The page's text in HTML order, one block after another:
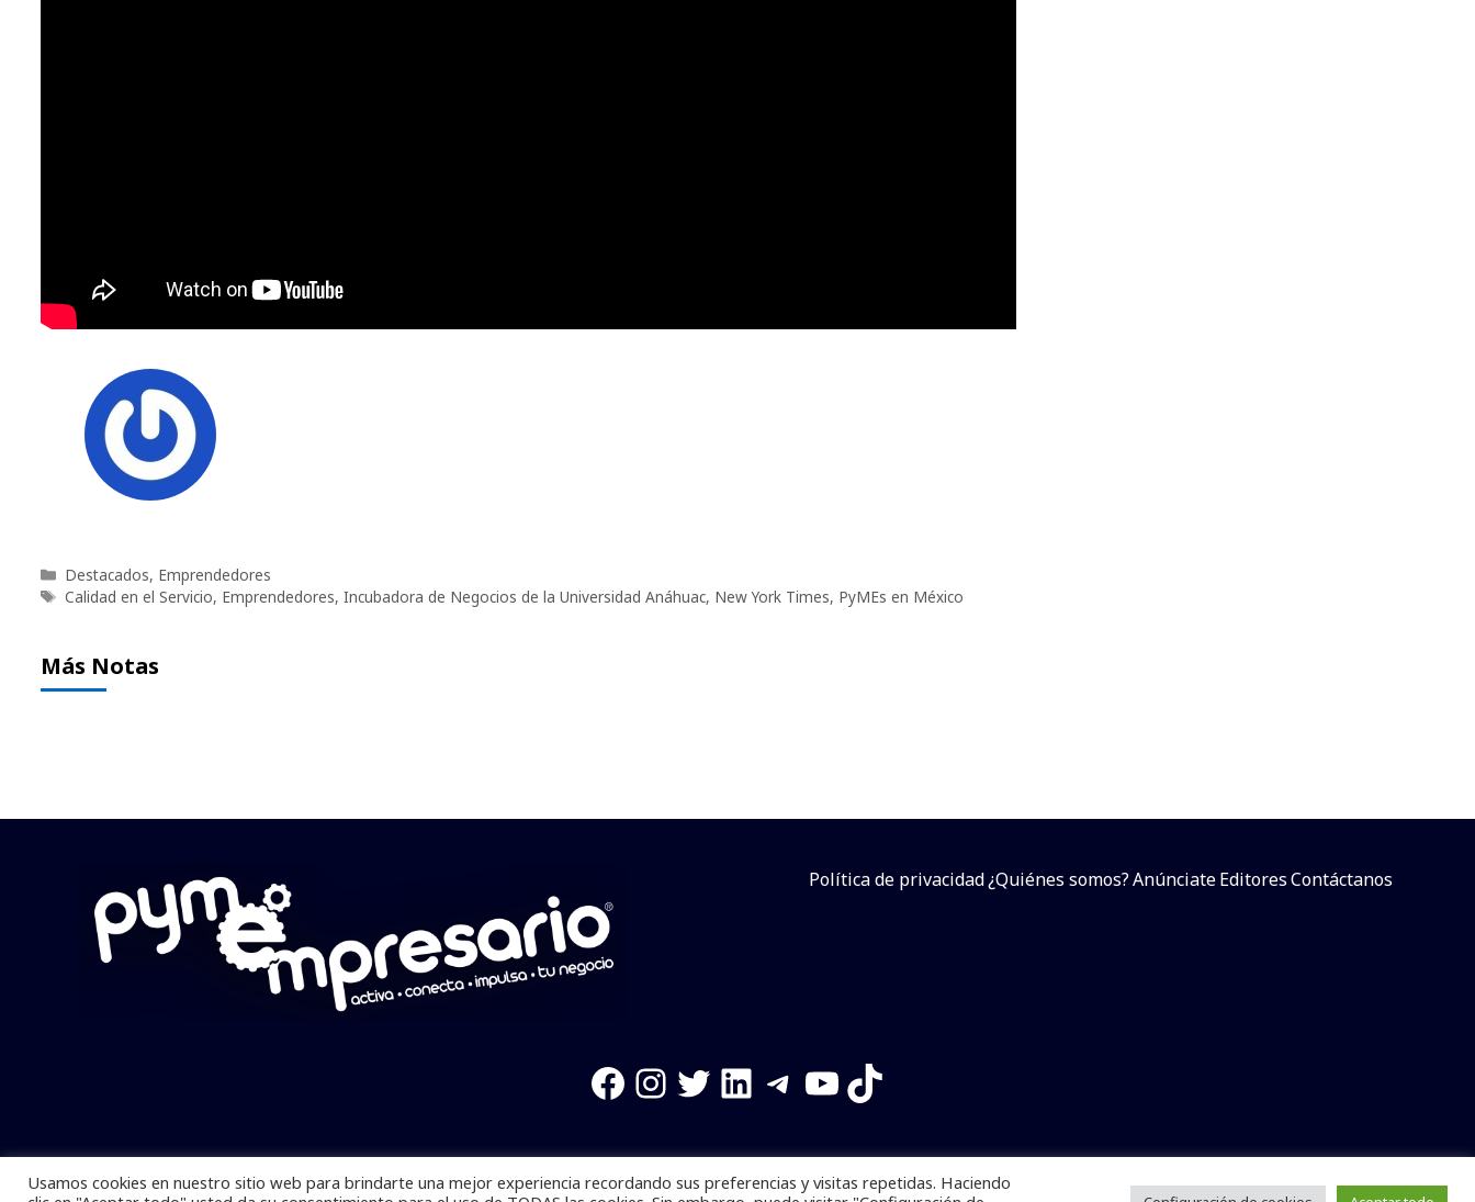
Categorías
Destacados, Emprendedores
Etiquetas
Calidad en el Servicio, Emprendedores, Incubadora de Negocios de la Universidad Anáhuac, New York Times, PyMEs en México
Más Notas
Política de privacidad¿Quiénes somos?AnúnciateEditoresContáctanos
Facebook
Instagram
Twitter
LinkedIn
Telegram
YouTube
TikTok
Pymempresario © 2025 Todos los derechos reservados. Se prohibe el uso de la información total o parcial sin dar referencia a la fuente.
Usamos cookies en nuestro sitio web para brindarte una mejor experiencia recordando sus preferencias y visitas repetidas. Haciendo